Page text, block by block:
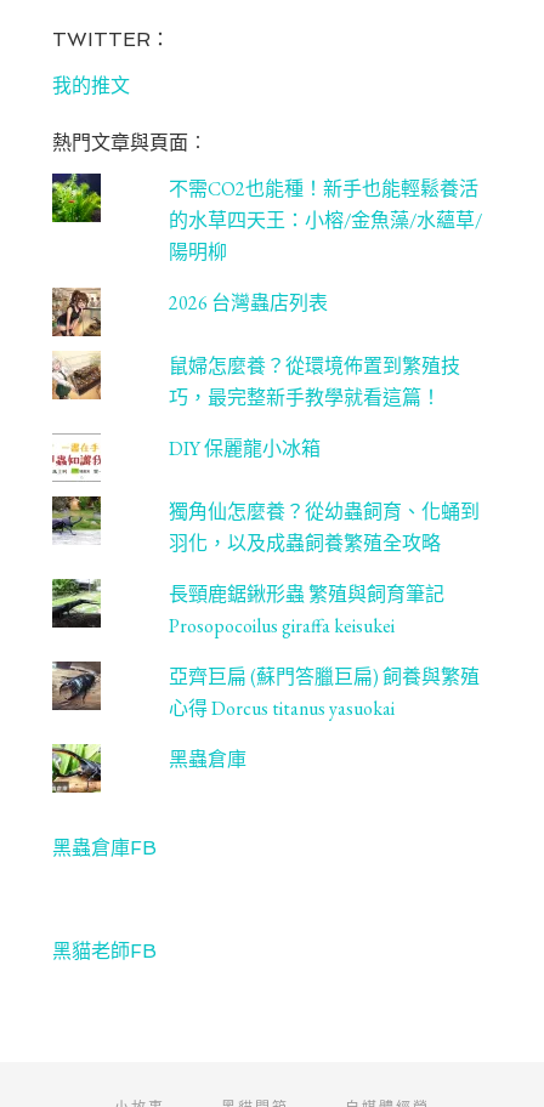
bo
ok
ag
m
C
ha
n
ne
l
TWITTER：
我的推文
熱門文章與頁面︰
不需CO2也能種！新手也能輕鬆養活
的水草四天王：小榕/金魚藻/水蘊草/
陽明柳
2026 台灣蟲店列表
鼠婦怎麼養？從環境佈置到繁殖技
巧，最完整新手教學就看這篇！
DIY 保麗龍小冰箱
獨角仙怎麼養？從幼蟲飼育、化蛹到
羽化，以及成蟲飼養繁殖全攻略
長頸鹿鋸鍬形蟲 繁殖與飼育筆記
Prosopocoilus giraffa keisukei
亞齊巨扁 (蘇門答臘巨扁) 飼養與繁殖
心得 Dorcus titanus yasuokai
黑蟲倉庫
黑蟲倉庫FB
黑貓老師FB